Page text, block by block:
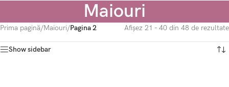
Maiouri
Prima pagină/Maiouri/Pagina 2 Afișez 21 - 40 din 48 de rezultate
Show sidebar